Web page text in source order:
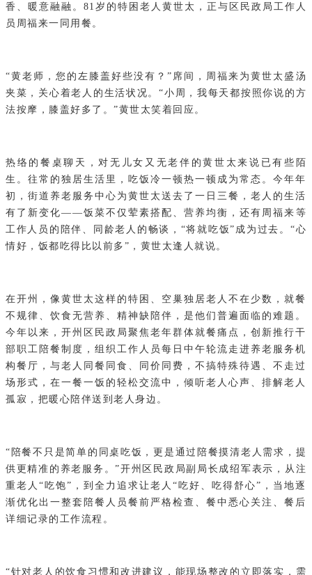
香、暖意融融。81岁的特困老人黄世太，正与区民政局工作人
员周福来一同用餐。
“黄老师，您的左膝盖好些没有？”席间，周福来为黄世太盛汤
夹菜，关心着老人的生活状况。“小周，我每天都按照你说的方
法按摩，膝盖好多了。”黄世太笑着回应。
热络的餐桌聊天，对无儿女又无老伴的黄世太来说已有些陌
生。往常的独居生活里，吃饭冷一顿热一顿成为常态。今年年
初，街道养老服务中心为黄世太送去了一日三餐，老人的生活
有了新变化——饭菜不仅荤素搭配、营养均衡，还有周福来等
工作人员的陪伴、同龄老人的畅谈，“将就吃饭”成为过去。“心
情好，饭都吃得比以前多”，黄世太逢人就说。
在开州，像黄世太这样的特困、空巢独居老人不在少数，就餐
不规律、饮食无营养、精神缺陪伴，是他们普遍面临的难题。
今年以来，开州区民政局聚焦老年群体就餐痛点，创新推行干
部职工陪餐制度，组织工作人员每日中午轮流走进养老服务机
构餐厅，与老人同餐同食、同价同费，不搞特殊待遇、不走过
场形式，在一餐一饭的轻松交流中，倾听老人心声、排解老人
孤寂，把暖心陪伴送到老人身边。
“陪餐不只是简单的同桌吃饭，更是通过陪餐摸清老人需求，提
供更精准的养老服务。”开州区民政局副局长成绍军表示，从注
重老人“吃饱”，到全力追求让老人“吃好、吃得舒心”，当地逐
渐优化出一整套陪餐人员餐前严格检查、餐中悉心关注、餐后
详细记录的工作流程。
“针对老人的饮食习惯和改进建议，能现场整改的立即落实，需